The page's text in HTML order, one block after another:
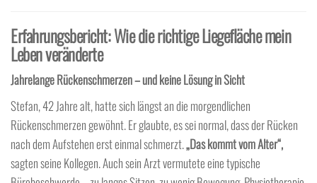
Erfahrungsbericht: Wie die richtige Liegefläche mein
Leben veränderte
Jahrelange Rückenschmerzen – und keine Lösung in Sicht
Stefan, 42 Jahre alt, hatte sich längst an die morgendlichen
Rückenschmerzen gewöhnt. Er glaubte, es sei normal, dass der Rücken
nach dem Aufstehen erst einmal schmerzt.„Das kommt vom Alter“,
sagten seine Kollegen. Auch sein Arzt vermutete eine typische